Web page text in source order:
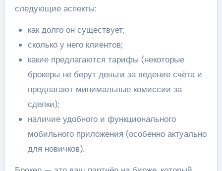
следующие аспекты:
как долго он существует;
сколько у него клиентов;
какие предлагаются тарифы (некоторые
брокеры не берут деньги за ведение счёта и
предлагают минимальные комиссии за
сделки);
наличие удобного и функционального
мобильного приложения (особенно актуально
для новичков).